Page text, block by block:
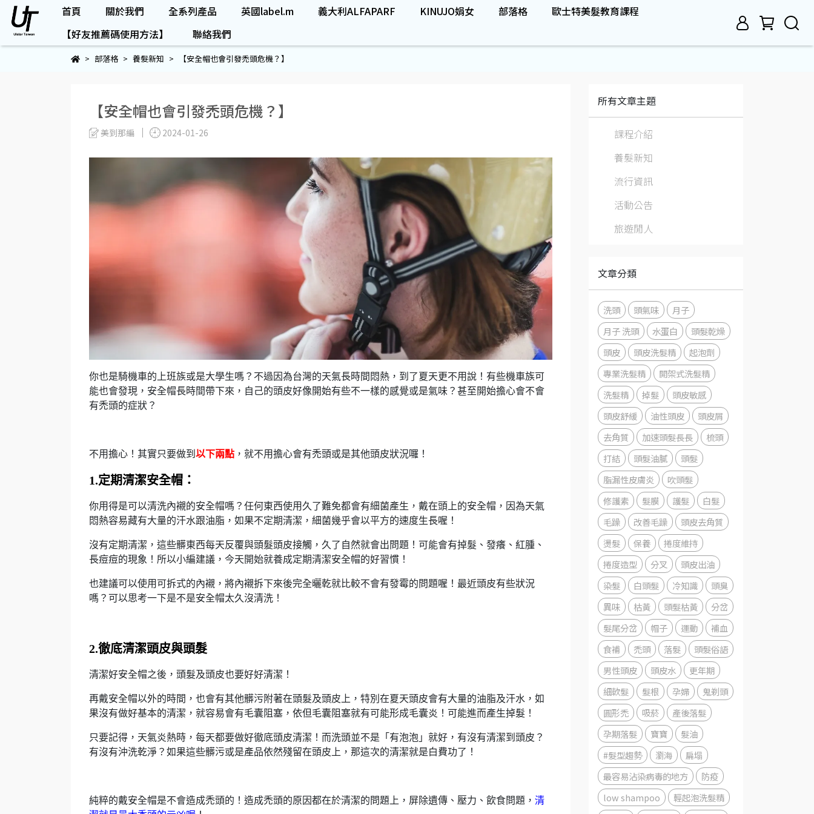
首頁 關於我們 全系列產品 英國label.m 義大利ALFAPARF KINUJO娟女 部落格
歐士特美髮教育課程
【好友推薦碼使用方法】
聯絡我們
部落格 養髮新知 【安全帽也會引發禿頭危機？】
【安全帽也會引發禿頭危機？】
美到那編 2024-01-26
你也是騎機車的上班族或是大學生嗎？不過因為台灣的天氣長時間悶熱，到了夏天更不用說！有些機車族可
能也會發現，安全帽長時間帶下來，自己的頭皮好像開始有些不一樣的感覺或是氣味？甚至開始擔心會不會
有禿頭的症狀？
不用擔心！其實只要做到 以下兩點 ，就不用擔心會有禿頭或是其他頭皮狀況囉！
1.定期清潔安全帽：
你用得是可以清洗內襯的安全帽嗎？任何東西使用久了難免都會有細菌產生，戴在頭上的安全帽，因為天氣
悶熱容易藏有大量的汗水跟油脂，如果不定期清潔，細菌幾乎會以平方的速度生長喔！
沒有定期清潔，這些髒東西每天反覆與頭髮頭皮接觸，久了自然就會出問題！可能會有掉髮、發癢、紅腫、
長痘痘的現象！所以小編建議，今天開始就養成定期清潔安全帽的好習慣！
也建議可以使用可拆式的內襯，將內襯拆下來後完全曬乾就比較不會有發霉的問題喔！最近頭皮有些狀況
嗎？可以思考一下是不是安全帽太久沒清洗！
2.徹底清潔頭皮與頭髮
清潔好安全帽之後，頭髮及頭皮也要好好清潔！
再戴安全帽以外的時間，也會有其他髒污附著在頭髮及頭皮上，特別在夏天頭皮會有大量的油脂及汗水，如
果沒有做好基本的清潔，就容易會有毛囊阻塞，依但毛囊阻塞就有可能形成毛囊炎！可能進而產生掉髮！
只要記得，天氣炎熱時，每天都要做好徹底頭皮清潔！而洗頭並不是「有泡泡」就好，有沒有清潔到頭皮？
有沒有沖洗乾淨？如果這些髒污或是產品依然殘留在頭皮上，那這次的清潔就是白費功了！
純粹的戴安全帽是不會造成禿頭的！造成禿頭的原因都在於清潔的問題上，屏除遺傳、壓力、飲食問題， 清
所有文章主題
課程介紹
養髮新知
流行資訊
活動公告
旅遊閒人
文章分類
洗頭 頭氣味
月子
月子 洗頭
水蛋白
頭髮乾燥
頭皮
頭皮洗髮精
起泡劑
專業洗髮精
開架式洗髮精
洗髮精
掉髮
頭皮敏感
頭皮舒緩
油性頭皮
頭皮屑
去角質
加速頭髮長長
梳頭
打結
頭髮油膩
頭髮
脂漏性皮膚炎
吹頭髮
修護素
髮膜 護髮
白髮
毛躁
改善毛躁
頭皮去角質
燙髮
保養
捲度維持
捲度造型
分叉
頭皮出油
染髮
白頭髮 冷知識
頭臭
異味
枯黃 頭髮枯黃
分岔
髮尾分岔
帽子 運動
補血
食補
禿頭 落髮
頭髮俗語
男性頭皮
頭皮水
更年期
細軟髮
髮根 孕婦
鬼剃頭
圓形禿
吸菸
產後落髮
孕期落髮
寶寶
髮油
#髮型趨勢
瀏海
扁塌
最容易沾染病毒的地方
防疫
low shampoo
輕起泡洗髮精